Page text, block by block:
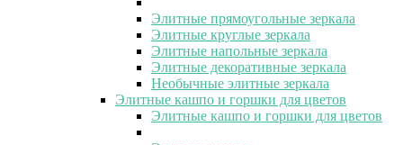
Элитные прямоугольные зеркала
Элитные круглые зеркала
Элитные напольные зеркала
Элитные декоративные зеркала
Необычные элитные зеркала
Элитные кашпо и горшки для цветов
Элитные кашпо и горшки для цветов